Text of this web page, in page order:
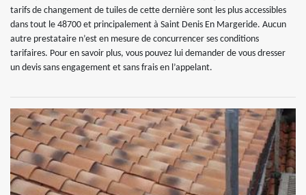
tarifs de changement de tuiles de cette dernière sont les plus accessibles
dans tout le 48700 et principalement à Saint Denis En Margeride. Aucun
autre prestataire n’est en mesure de concurrencer ses conditions
tarifaires. Pour en savoir plus, vous pouvez lui demander de vous dresser
un devis sans engagement et sans frais en l’appelant.